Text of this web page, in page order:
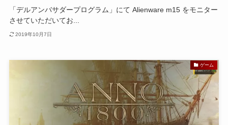
「デルアンバサダープログラム」にて Alienware m15 をモニター
させていただいてお...
2019年10月7日
ゲーム